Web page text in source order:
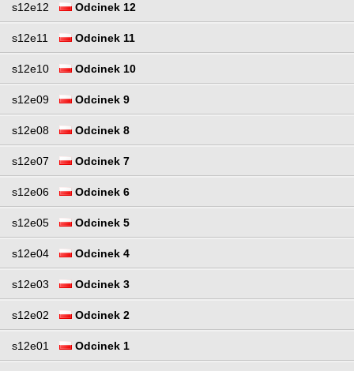
s12e12 Odcinek 12
s12e11 Odcinek 11
s12e10 Odcinek 10
s12e09 Odcinek 9
s12e08 Odcinek 8
s12e07 Odcinek 7
s12e06 Odcinek 6
s12e05 Odcinek 5
s12e04 Odcinek 4
s12e03 Odcinek 3
s12e02 Odcinek 2
s12e01 Odcinek 1